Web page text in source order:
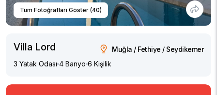
Tüm Fotoğrafları Göster (40)
Villa Lord
Muğla / Fethiye / Seydikemer
3 Yatak Odası 4 Banyo 6 Kişilik